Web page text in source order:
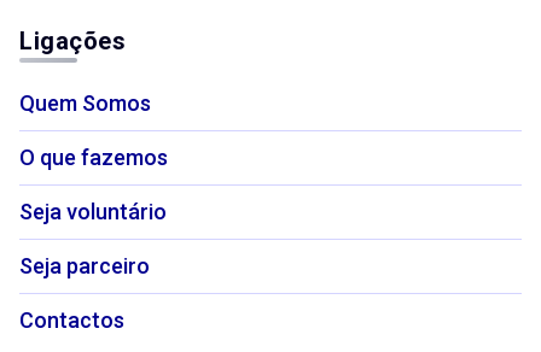
Ligações
Quem Somos
O que fazemos
Seja voluntário
Seja parceiro
Contactos